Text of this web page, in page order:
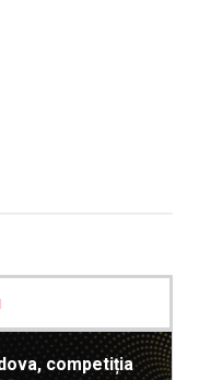
competiția